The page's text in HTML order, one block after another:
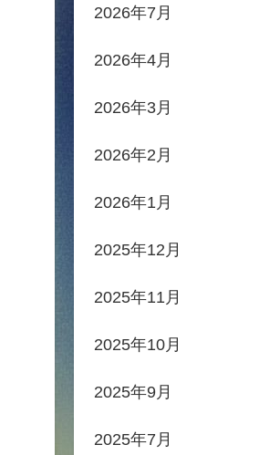
2026年7月
2026年4月
2026年3月
2026年2月
2026年1月
2025年12月
2025年11月
2025年10月
2025年9月
2025年7月